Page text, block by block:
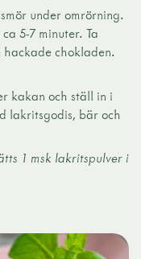
under omrörning.
5-7 minuter. Ta
chokladen.
kakan och ställ in i
lakritsgodis, bär och
1 msk lakritspulver i